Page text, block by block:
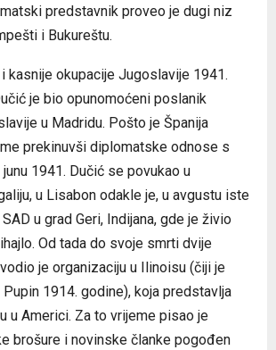
predstavnik proveo je dugi niz
i Bukureštu.
kasnije okupacije Jugoslavije 1941.
je bio opunomoćeni poslanik
u Madridu. Pošto je Španija
prekinuvši diplomatske odnose s
1941. Dučić se povukao u
u Lisabon odakle je, u avgustu iste
u grad Geri, Indijana, gde je živio
Od tada do svoje smrti dvije
je organizaciju u Ilinoisu (čiji je
1914. godine), koja predstavlja
u Americi. Za to vrijeme pisao je
brošure i novinske članke pogođen